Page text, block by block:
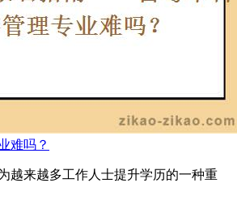
难吗？
越来越多工作人士提升学历的一种重